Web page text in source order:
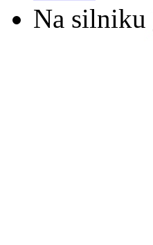
Na silniku